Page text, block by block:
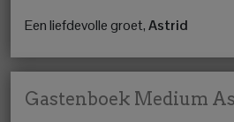
Een liefdevolle groet,Astrid
Gastenboek Medium